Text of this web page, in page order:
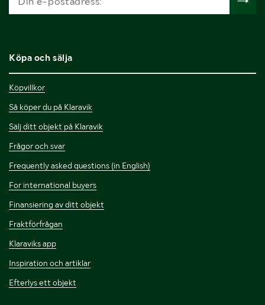
Köpa och sälja
Köpvillkor
Så köper du på Klaravik
Sälj ditt objekt på Klaravik
Frågor och svar
Frequently asked questions (in English)
For international buyers
Finansiering av ditt objekt
Fraktförfrågan
Klaraviks app
Inspiration och artiklar
Efterlys ett objekt